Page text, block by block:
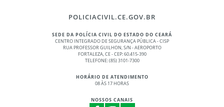
POLICIACIVIL.CE.GOV.BR
SEDE DA POLÍCIA CIVIL DO ESTADO DO CEARÁ
CENTRO INTEGRADO DE SEGURANÇA PÚBLICA - CISP
RUA PROFESSOR GUILHON, S/N - AEROPORTO
FORTALEZA, CE - CEP: 60.415-390
TELEFONE: (85) 3101-7300
HORÁRIO DE ATENDIMENTO
08 ÀS 17 HORAS
NOSSOS CANAIS